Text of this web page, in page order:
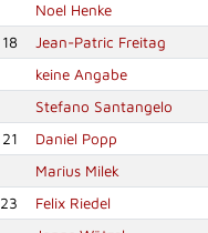
Noel Henke
18
Jean-Patric Freitag
keine Angabe
Stefano Santangelo
21
Daniel Popp
Marius Milek
23
Felix Riedel